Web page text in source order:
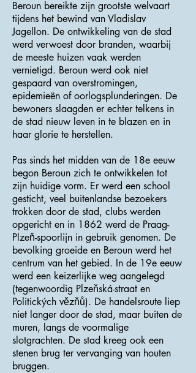
Beroun bereikte zijn grootste welvaart
tijdens het bewind van Vladislav
Jagellon. De ontwikkeling van de stad
werd verwoest door branden, waarbij
de meeste huizen vaak werden
vernietigd. Beroun werd ook niet
gespaard van overstromingen,
epidemieën of oorlogsplunderingen. De
bewoners slaagden er echter telkens in
de stad nieuw leven in te blazen en in
haar glorie te herstellen.
Pas sinds het midden van de 18e eeuw
begon Beroun zich te ontwikkelen tot
zijn huidige vorm. Er werd een school
gesticht, veel buitenlandse bezoekers
trokken door de stad, clubs werden
opgericht en in 1862 werd de Praag-
Plzeň-spoorlijn in gebruik genomen. De
bevolking groeide en Beroun werd het
centrum van het gebied. In de 19e eeuw
werd een keizerlijke weg aangelegd
(tegenwoordig Plzeňská-straat en
Politických vězňů). De handelsroute liep
niet langer door de stad, maar buiten de
muren, langs de voormalige
slotgrachten. De stad kreeg ook een
stenen brug ter vervanging van houten
bruggen.